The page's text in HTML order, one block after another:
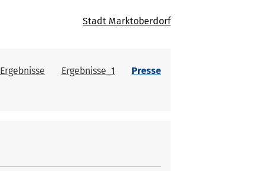
Stadt Marktoberdorf
Ergebnisse Ergebnisse_1 Presse